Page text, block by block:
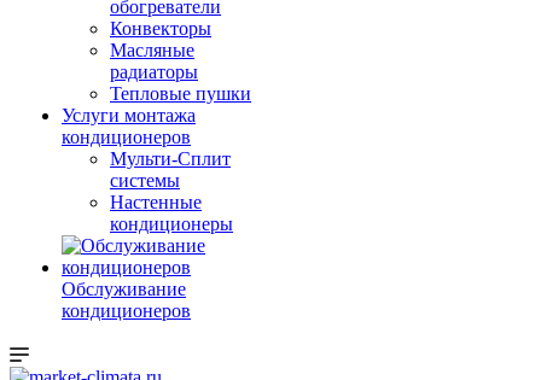
обогреватели
Конвекторы
Масляные
радиаторы
Тепловые пушки
Услуги монтажа
кондиционеров
Мульти-Сплит
системы
Настенные
кондиционеры
Обслуживание
кондиционеров